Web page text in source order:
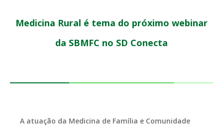
Medicina Rural é tema do próximo webinar
da SBMFC no SD Conecta
A atuação da Medicina de Família e Comunidade